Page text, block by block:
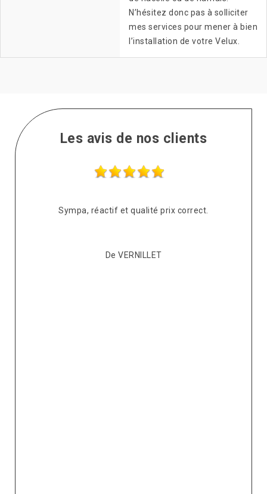
N’hésitez donc pas à solliciter
mes services pour mener à bien
l’installation de votre Velux.
Les avis de nos clients
Sympa, réactif et qualité prix correct.
De VERNILLET